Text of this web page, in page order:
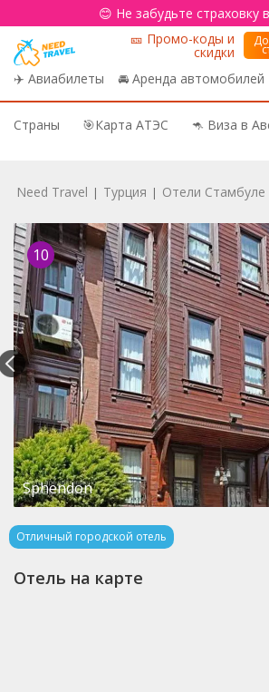
😊 Не забудьте страховку
✈️ Авиабилеты 🚘 Аренда автомобилей
🎫 Промо-коды и
скидки
Страны 🎯Карта АТЭС 🦘 Виза в
Need Travel | Турция | Отели Стамбуле
10
Sphendon
Отличный городской отель
Отель на карте